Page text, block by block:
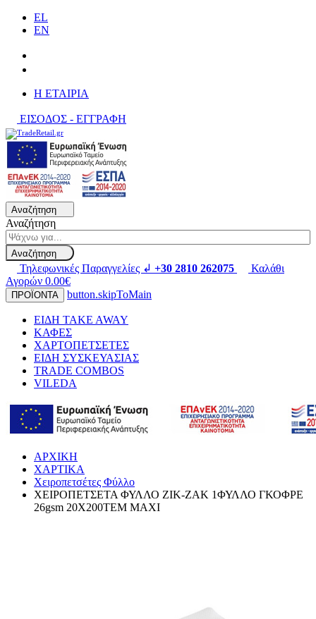
EL
EN
H ΕΤΑΙΡΙΑ
ΕΙΣΟΔΟΣ - ΕΓΓΡΑΦΗ
Αναζήτηση
Αναζήτηση
Αναζήτηση
Τηλεφωνικές Παραγγελίες ↲ +30 2810 262075
Καλάθι
Αγορών 0.00€
ΠΡΟΪΟΝΤΑ button.skipToMain
ΕΙΔΗ TAKE AWAY
ΚΑΦΕΣ
ΧΑΡΤΟΠΕΤΣΕΤΕΣ
ΕΙΔΗ ΣΥΣΚΕΥΑΣΙΑΣ
TRADE COMBOS
VILEDA
ΑΡΧΙΚΗ
ΧΑΡΤΙΚΑ
Χειροπετσέτες Φύλλο
ΧΕΙΡΟΠΕΤΣΕΤΑ ΦΥΛΛΟ ΖΙΚ-ΖΑΚ 1ΦΥΛΛΟ ΓΚΟΦΡΕ
26gsm 20Χ200ΤΕΜ MAXI